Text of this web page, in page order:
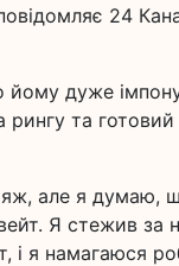
24
йому дуже
рингу та
але я думаю,
Я стежив за
і я намагаюся